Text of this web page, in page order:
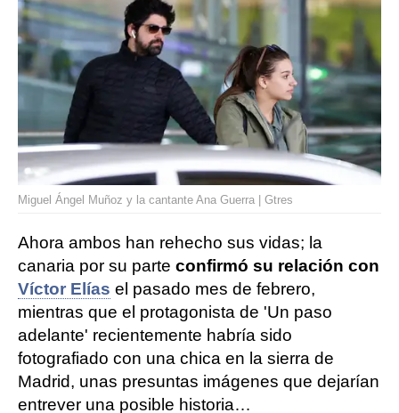
Miguel Ángel Muñoz y la cantante Ana Guerra | Gtres
Ahora ambos han rehecho sus vidas; la
canaria por su parte confirmó su relación con
Víctor Elías el pasado mes de febrero,
mientras que el protagonista de 'Un paso
adelante' recientemente habría sido
fotografiado con una chica en la sierra de
Madrid, unas presuntas imágenes que dejarían
entrever una posible historia…